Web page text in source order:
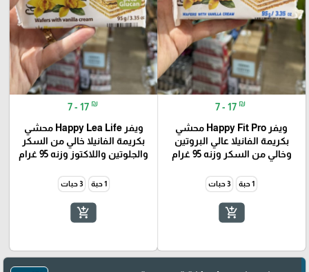
🎓
7 - 17 ₪
ويفر Happy Fit Pro محشي
بكريمة الفانيلا عالي البروتين
وخالي من السكر وزنه 95 غرام
1 حبة 3 حبات
add_shopping_cart
7 - 17 ₪
ويفر Happy Lea Life محشي
بكريمة الفانيلا خالي من السكر
والجلوتين واللاكتوز وزنه 95 غرام
1 حبة 3 حبات
add_shopping_cart